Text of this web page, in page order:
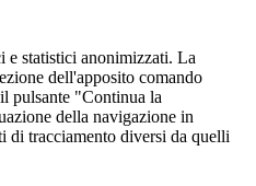
e statistici anonimizzati. La
dell'apposito comando
pulsante "Continua la
della navigazione in
di tracciamento diversi da quelli